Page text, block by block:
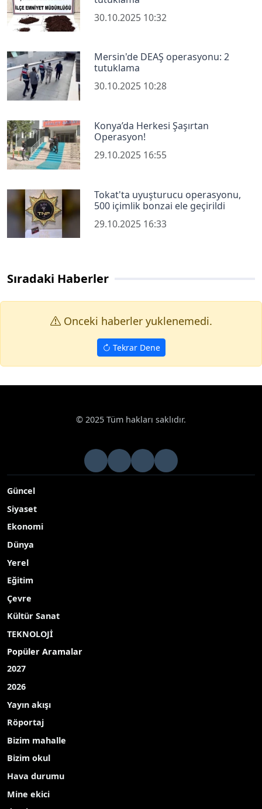
30.10.2025 10:32
Mersin'de DEAŞ operasyonu: 2
tutuklama
30.10.2025 10:28
Konya’da Herkesi Şaşırtan
Operasyon!
29.10.2025 16:55
Tokat'ta uyuşturucu operasyonu,
500 içimlik bonzai ele geçirildi
29.10.2025 16:33
Sıradaki Haberler
Onceki haberler yuklenemedi.
Tekrar Dene
© 2025 Tüm hakları saklıdır.
Güncel
Siyaset
Ekonomi
Dünya
Yerel
Eğitim
Çevre
Kültür Sanat
TEKNOLOJİ
Popüler Aramalar
2027
2026
Yayın akışı
Röportaj
Bizim mahalle
Bizim okul
Hava durumu
Mine ekici